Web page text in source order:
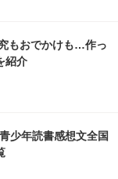
もおでかけも…作っ
紹介
少年読書感想文全国